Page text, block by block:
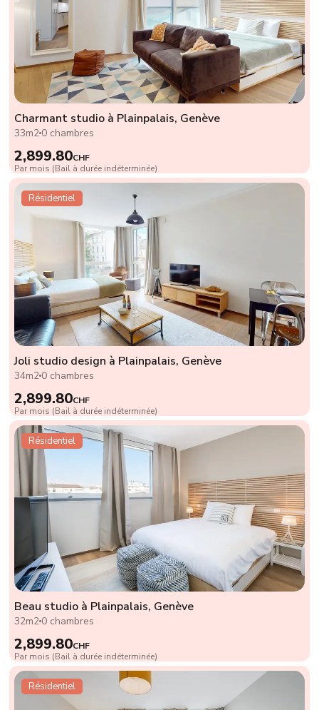
Charmant studio à Plainpalais, Genève
33m2 0 chambres
2,899.80CHF
Par mois (Bail à durée indéterminée)
Résidentiel
Joli studio design à Plainpalais, Genève
34m2 0 chambres
2,899.80CHF
Par mois (Bail à durée indéterminée)
Résidentiel
Beau studio à Plainpalais, Genève
32m2 0 chambres
2,899.80CHF
Par mois (Bail à durée indéterminée)
Résidentiel